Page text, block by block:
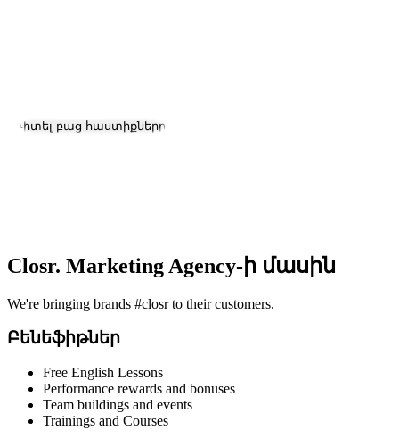
Դիտել բաց հաստիքները
Closr. Marketing Agency-ի մասին
We're bringing brands #closr to their customers.
Բենեֆիթներ
Free English Lessons
Performance rewards and bonuses
Team buildings and events
Trainings and Courses